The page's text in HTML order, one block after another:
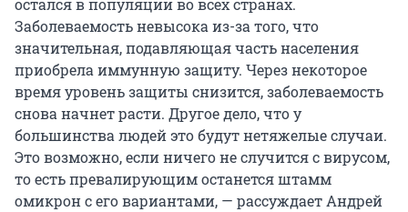
остался в популяции во всех странах.
Заболеваемость невысока из-за того, что
значительная, подавляющая часть населения
приобрела иммунную защиту. Через некоторое
время уровень защиты снизится, заболеваемость
снова начнет расти. Другое дело, что у
большинства людей это будут нетяжелые случаи.
Это возможно, если ничего не случится с вирусом,
то есть превалирующим останется штамм
омикрон с его вариантами, — рассуждает Андрей